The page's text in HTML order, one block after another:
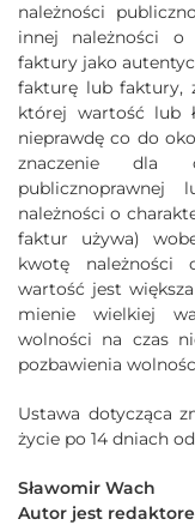
należności
innej należności o
faktury jako
fakturę lub faktury,
której wartość lub
nieprawdę co do
znaczenie dla
należności o
faktur używa)
kwotę należności
wartość jest
mienie wielkiej
wolności na czas
pozbawienia
Ustawa dotycząca
życie po 14 dniach
Sławomir Wach
Autor jest